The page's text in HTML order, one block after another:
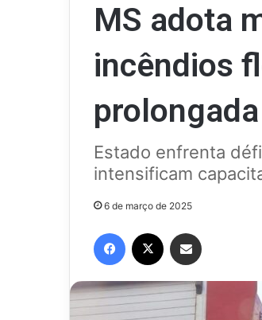
MS adota
incêndios
prolongada
Estado enfrenta
intensificam
6 de março de 2025
Facebook